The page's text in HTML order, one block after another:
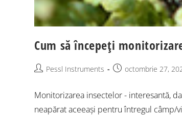
Cum să începeți
Pessl Instruments octombrie 27,
Monitorizarea insectelor - interesantă,
neapărat aceeași pentru întregul câmp/